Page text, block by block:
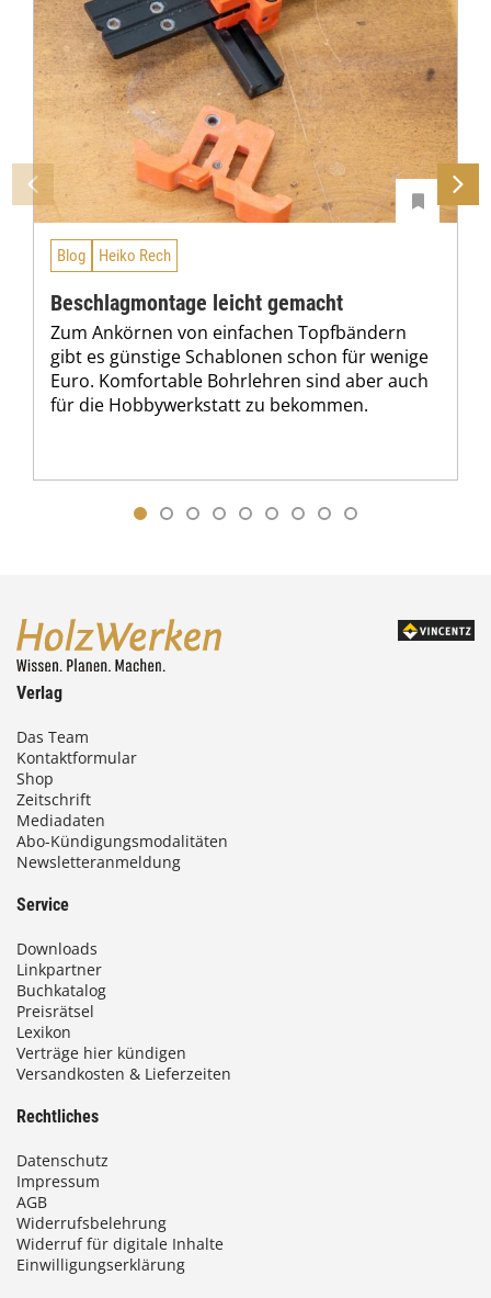
Blog Heiko Rech
Beschlagmontage leicht gemacht
Zum Ankörnen von einfachen Topfbändern
gibt es günstige Schablonen schon für wenige
Euro. Komfortable Bohrlehren sind aber auch
für die Hobbywerkstatt zu bekommen.
Verlag
Das Team
Kontaktformular
Shop
Zeitschrift
Mediadaten
Abo-Kündigungsmodalitäten
Newsletteranmeldung
Service
Downloads
Linkpartner
Buchkatalog
Preisrätsel
Lexikon
Verträge hier kündigen
Versandkosten & Lieferzeiten
Rechtliches
Datenschutz
Impressum
AGB
Widerrufsbelehrung
Widerruf für digitale Inhalte
Einwilligungserklärung